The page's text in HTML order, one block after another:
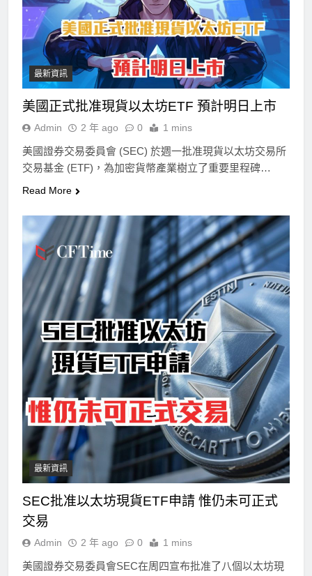
最新資訊
美國正式批准現貨以太坊ETF 預計明日上市
Admin 2 年 ago 0 1 mins
美國證券交易委員會 (SEC) 於週一批准現貨以太坊交易所
交易基金 (ETF)，為加密貨幣產業樹立了重要里程碑…
Read More
最新資訊
SEC批准以太坊現貨ETF申請 惟仍未可正式
交易
Admin 2 年 ago 0 1 mins
美國證券交易委員會SEC在周四宣布批准了八個以太坊現